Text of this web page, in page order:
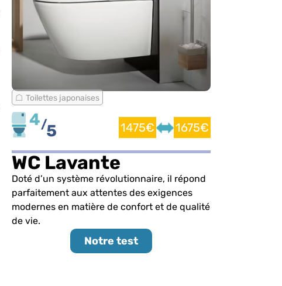
Toilettes japonaises
1475€ 1675€
WC Lavante
Doté d’un système révolutionnaire, il répond
parfaitement aux attentes des exigences
modernes en matière de confort et de qualité
de vie.
Notre test